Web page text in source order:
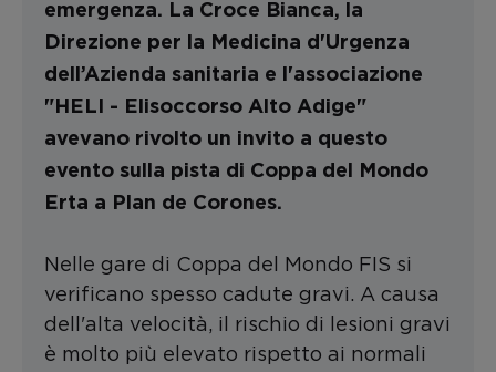
emergenza. La Croce Bianca, la
Direzione per la Medicina d'Urgenza
dell’Azienda sanitaria e l'associazione
"HELI - Elisoccorso Alto Adige"
avevano rivolto un invito a questo
evento sulla pista di Coppa del Mondo
Erta a Plan de Corones.
Nelle gare di Coppa del Mondo FIS si
verificano spesso cadute gravi. A causa
dell'alta velocità, il rischio di lesioni gravi
è molto più elevato rispetto ai normali